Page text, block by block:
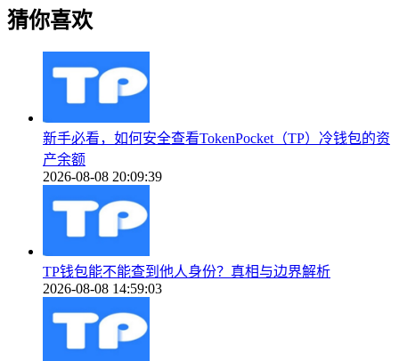
猜你喜欢
新手必看，如何安全查看TokenPocket（TP）冷钱包的资
产余额
2026-08-08 20:09:39
TP钱包能不能查到他人身份？真相与边界解析
2026-08-08 14:59:03